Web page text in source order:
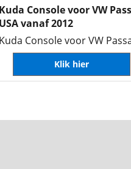
Kuda Console voor VW
USA vanaf 2012
Klik hier